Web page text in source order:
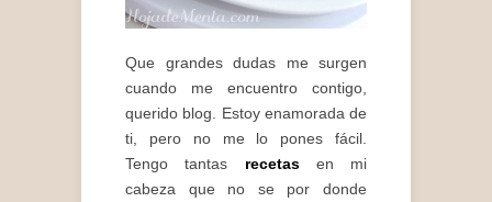
Que grandes dudas me surgen
cuando me encuentro contigo,
querido blog. Estoy enamorada de
ti, pero no me lo pones fácil.
Tengo tantas recetasen mi
cabeza que no se por donde